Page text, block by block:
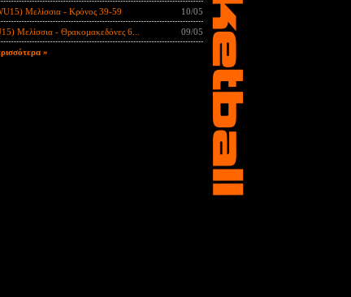
Μελίσσια - Κρόνος 39-59 10/05
Μελίσσια - Θρακομακεδόνες 6... 09/05
»